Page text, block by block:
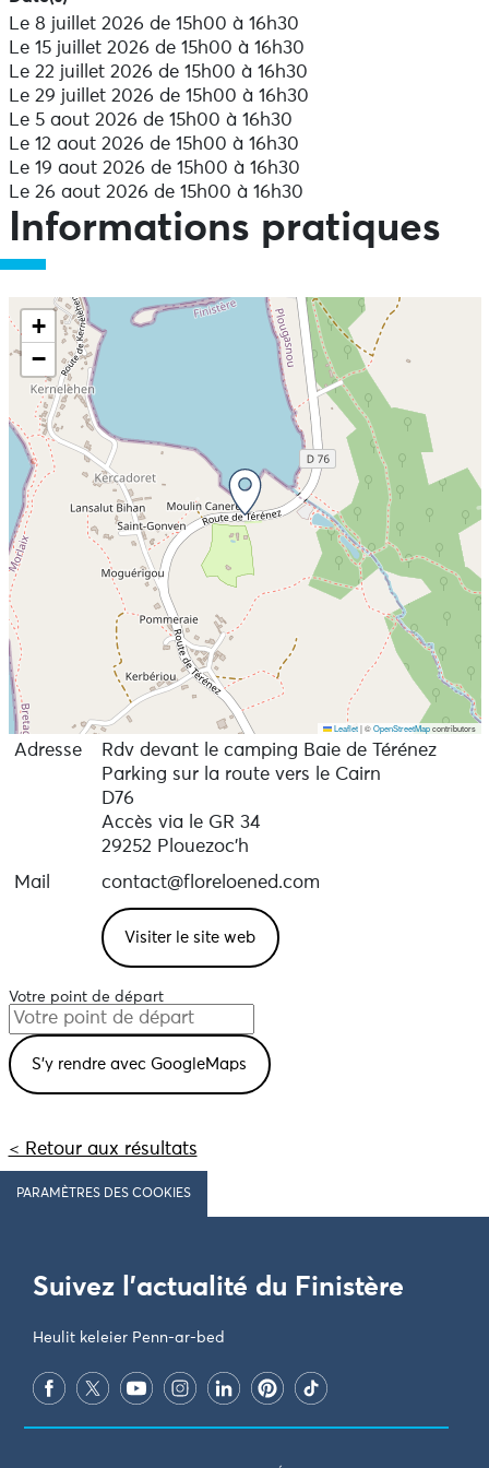
Le 8 juillet 2026 de 15h00 à 16h30
Le 15 juillet 2026 de 15h00 à 16h30
Le 22 juillet 2026 de 15h00 à 16h30
Le 29 juillet 2026 de 15h00 à 16h30
Le 5 aout 2026 de 15h00 à 16h30
Le 12 aout 2026 de 15h00 à 16h30
Le 19 aout 2026 de 15h00 à 16h30
Le 26 aout 2026 de 15h00 à 16h30
Informations pratiques
+
−
Leaflet |©OpenStreetMapcontributors
Adresse
Rdv devant le camping Baie de Térénez
Parking sur la route vers le Cairn
D76
Accès via le GR 34
29252 Plouezoc'h
Mail
contact@floreloened.com
Visiter le site web
Votre point de départ
< Retour aux résultats
PARAMÈTRES DES COOKIES
Suivez l'actualité du Finistère
Heulit keleier Penn-ar-bed